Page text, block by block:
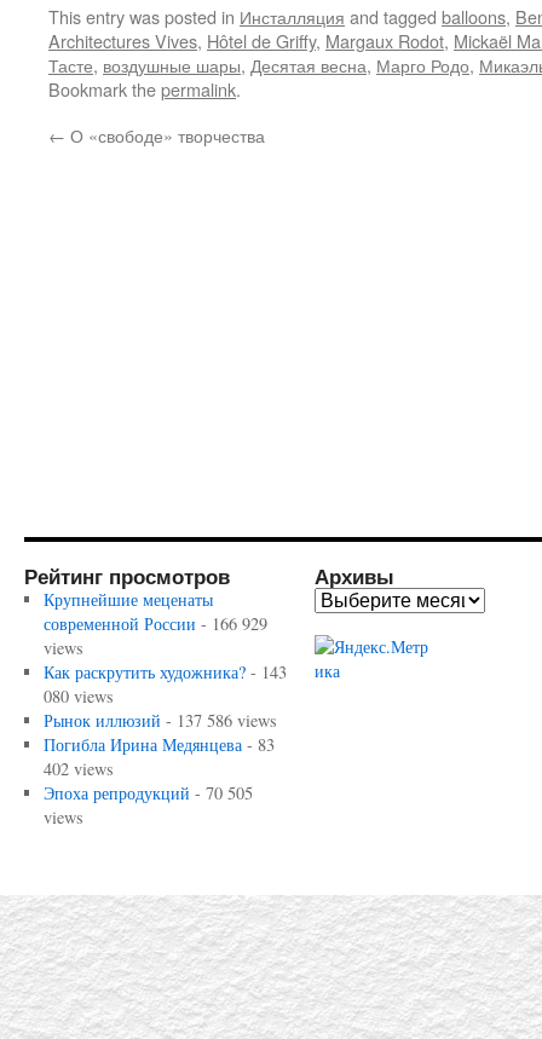
This entry was posted in Инсталляция and tagged balloons,
Architectures Vives, Hôtel de Griffy, Margaux Rodot, Mickaël
Тасте, воздушные шары, Десятая весна, Марго Родо,
Bookmark thepermalink.
← О «свободе» творчества
Рейтинг просмотров
Крупнейшие меценаты
современной России - 166 929
views
Как раскрутить художника?- 143
080 views
Рынок иллюзий - 137 586 views
Погибла Ирина Медянцева- 83
402 views
Эпоха репродукций - 70 505
views
Архивы